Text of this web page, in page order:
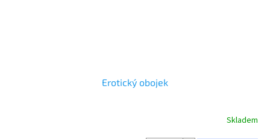
Erotický obojek
Skladem